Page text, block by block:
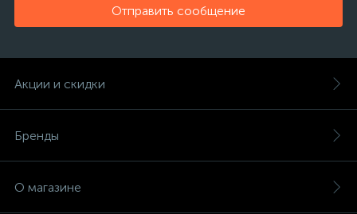
Отправить сообщение
Акции и скидки
Бренды
О магазине